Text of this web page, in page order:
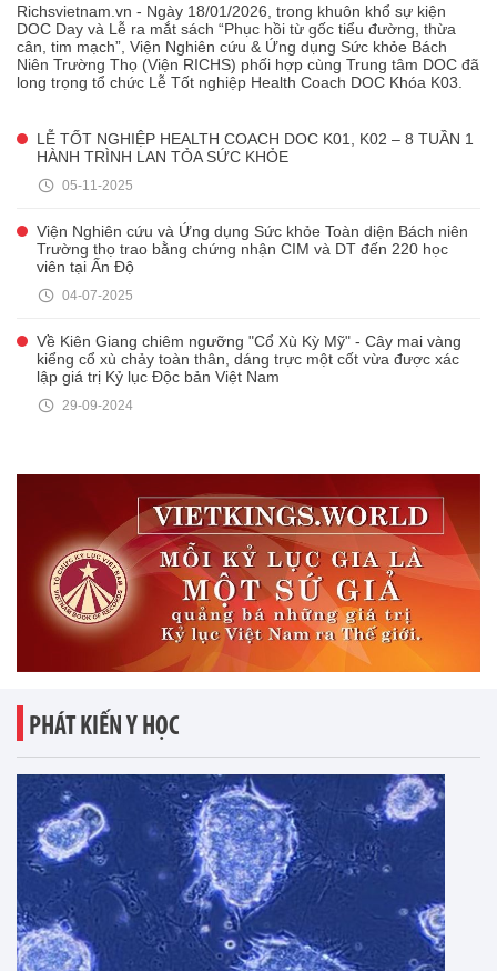
Richsvietnam.vn - Ngày 18/01/2026, trong khuôn khổ sự kiện
DOC Day và Lễ ra mắt sách “Phục hồi từ gốc tiểu đường, thừa
cân, tim mạch”, Viện Nghiên cứu & Ứng dụng Sức khỏe Bách
Niên Trường Thọ (Viện RICHS) phối hợp cùng Trung tâm DOC đã
long trọng tổ chức Lễ Tốt nghiệp Health Coach DOC Khóa K03.
LỄ TỐT NGHIỆP HEALTH COACH DOC K01, K02 – 8 TUẦN 1
HÀNH TRÌNH LAN TỎA SỨC KHỎE
05-11-2025
Viện Nghiên cứu và Ứng dụng Sức khỏe Toàn diện Bách niên
Trường thọ trao bằng chứng nhận CIM và DT đến 220 học
viên tại Ấn Độ
04-07-2025
Về Kiên Giang chiêm ngưỡng "Cổ Xù Kỳ Mỹ" - Cây mai vàng
kiểng cổ xù chảy toàn thân, dáng trực một cốt vừa được xác
lập giá trị Kỷ lục Độc bản Việt Nam
29-09-2024
PHÁT KIẾN Y HỌC